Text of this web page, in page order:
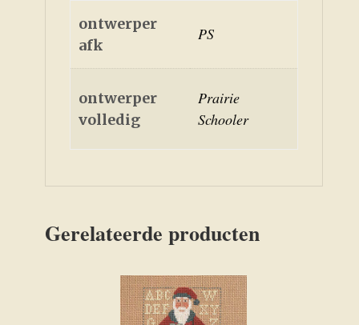
ontwerper
afk
PS
ontwerper
volledig
Prairie
Schooler
Gerelateerde producten